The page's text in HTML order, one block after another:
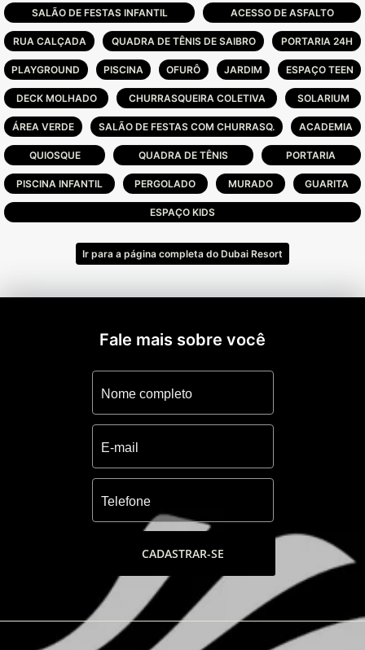
Infra Estrutura:
Com isso, foi concebido o local ideal para
que as famílias aproveitem da infraestrutura
com total segurança e conforto e que
possam, em todos os meses do ano, serem
felizes.
Palm pool, quadra de futebol de areia,
quadra de vôlei de praia, espelho d'água
-Music Hall, sala de jogos, salão de festas,
-Piscina aquecida com raia e fundo infinito,
Piscinas frias, fitness, ginastica ao ar livre,
quadra de futebol 5, quadra de futebol 7
gramada, quadra de tênis coberta, quadra
de tênis descoberta, quadra de paddle e
quadra de esportes.
-Barco pirata e playground
-Tenda zen (meditação), fonte de acesso,
Tendas, espaços verde de lazer e descanso.
SALÃO DE FESTAS INFANTIL ACESSO DE ASFALTO
RUA CALÇADA QUADRA DE TÊNIS DE SAIBRO PORTARIA 24H
PLAYGROUND PISCINA OFURÔ JARDIM ESPAÇO TEEN
DECK MOLHADO CHURRASQUEIRA COLETIVA SOLARIUM
ÁREA VERDE SALÃO DE FESTAS COM CHURRASQ. ACADEMIA
QUIOSQUE QUADRA DE TÊNIS PORTARIA
PISCINA INFANTIL PERGOLADO MURADO GUARITA
ESPAÇO KIDS
Ir para a página completa do Dubai Resort
Fale mais sobre você
CADASTRAR-SE